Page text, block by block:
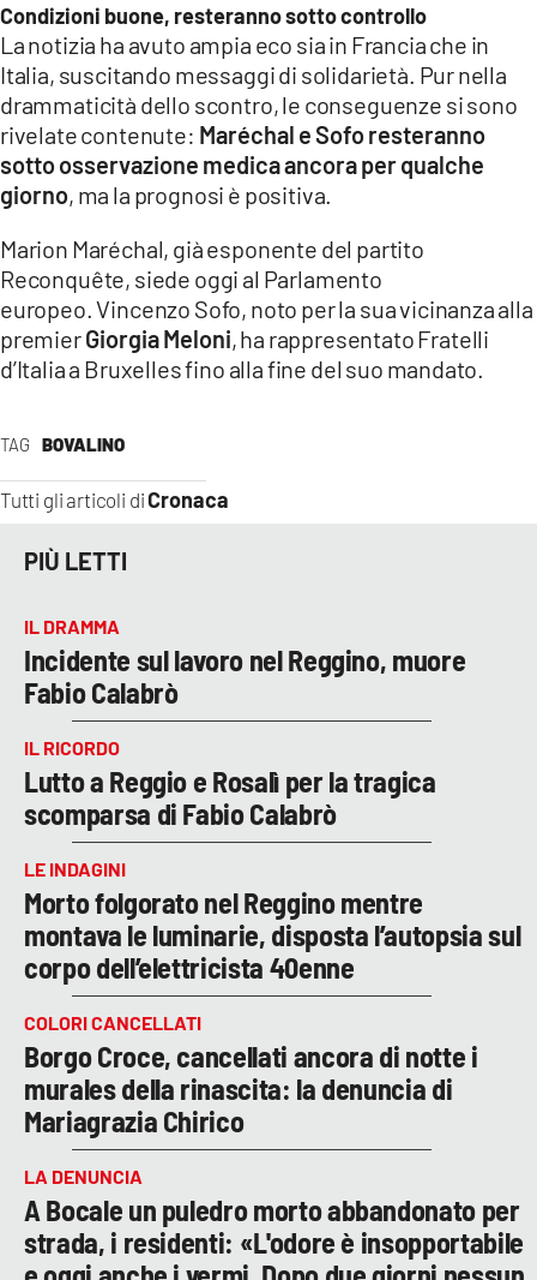
TAG BOVALINO
Tutti gli articoli diCronaca
Condizioni buone, resteranno sotto controllo
La notizia ha avuto ampia eco sia in Francia che in
Italia, suscitando messaggi di solidarietà. Pur nella
drammaticità dello scontro, le conseguenze si sono
rivelate contenute: Maréchal e Sofo resteranno
sotto osservazione medica ancora per qualche
giorno, ma la prognosi è positiva.
Marion Maréchal, già esponente del partito
Reconquête, siede oggi al Parlamento
europeo. Vincenzo Sofo, noto per la sua vicinanza alla
premierGiorgia Meloni, ha rappresentato Fratelli
d’Italia a Bruxelles fino alla fine del suo mandato.
PIÙ LETTI
IL DRAMMA
Incidente sul lavoro nel Reggino, muore
Fabio Calabrò
IL RICORDO
Lutto a Reggio e Rosalì per la tragica
scomparsa di Fabio Calabrò
LE INDAGINI
Morto folgorato nel Reggino mentre
montava le luminarie, disposta l’autopsia sul
corpo dell’elettricista 40enne
COLORI CANCELLATI
Borgo Croce, cancellati ancora di notte i
murales della rinascita: la denuncia di
Mariagrazia Chirico
LA DENUNCIA
A Bocale un puledro morto abbandonato per
strada, i residenti: «L'odore è insopportabile